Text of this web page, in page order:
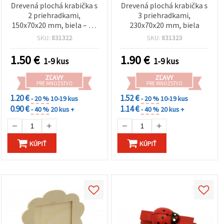
Drevená plochá krabička s
2 priehradkami,
150x70x20 mm, biela – na
decoupage
SKU: 831322
1.50€ 1-9 kus
ZĽAVY
PRE MNOŽSTVO
1.20 €- 20 %10-19 kus
0.90 €- 40 % 20 kus +
KÚPIŤ
Drevená plochá krabička s
3 priehradkami,
230x70x20 mm, biela
SKU: 831323
1.90€ 1-9 kus
ZĽAVY
PRE MNOŽSTVO
1.52 €- 20 %10-19 kus
1.14 €- 40 % 20 kus +
KÚPIŤ